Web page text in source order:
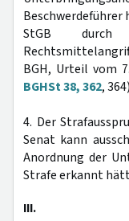
Beschwerdeführer
StGB
BGH, Urteil vom
BGHSt 38, 362,
4. Der
Senat kann
Anordnung der
Strafe erkannt
III.